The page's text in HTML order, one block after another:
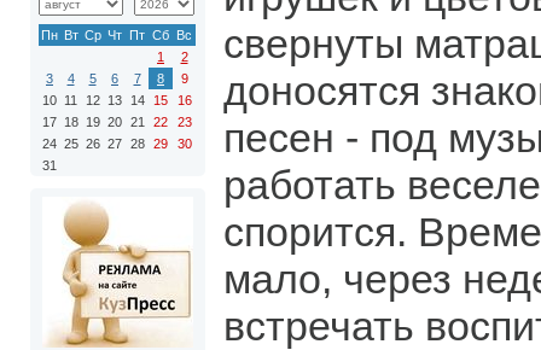
Пн Вт Ср Чт Пт Сб Вс
1
2
3
4 5 6 7 8
9
10 11 12 13 14 15
16
17 18 19 20 21 22
23
24 25 26 27 28 29
30
31
свернуты
доносятся
песен - под
работать
спорится.
мало, через
встречать